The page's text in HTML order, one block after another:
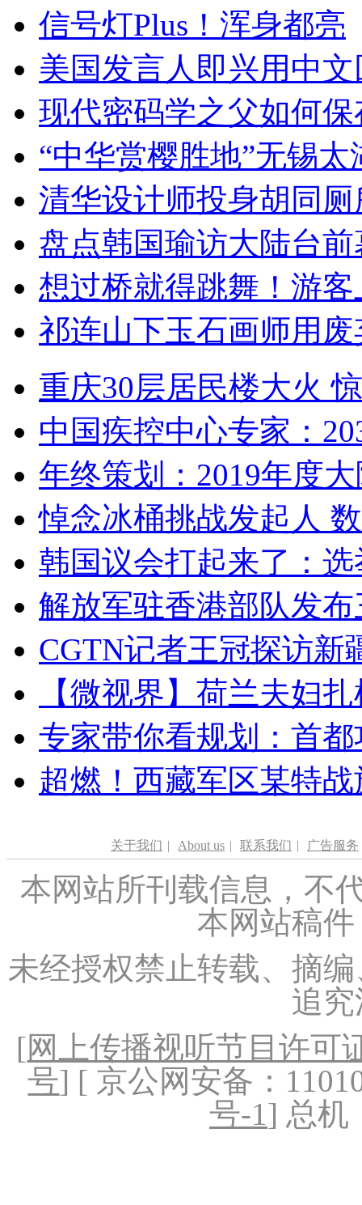
信号灯Plus！浑身都亮
美国发言人即兴用中
现代密码学之父如何
“中华赏樱胜地”无锡
清华设计师投身胡同
盘点韩国瑜访大陆台
想过桥就得跳舞！游客
祁连山下玉石画师用
重庆30层居民楼大火
中国疾控中心专家：
年终策划：2019年度
悼念冰桶挑战发起人
韩国议会打起来了：
解放军驻香港部队发
CGTN记者王冠探访新
【微视界】荷兰夫妇
专家带你看规划：首
超燃！西藏军区某特
关于我们 | About us | 联系我们 | 广告服务
本网站所刊载信息，不
本网站稿
未经授权禁止转载、摘
追
[网上传播视听节目许可
号] [ 京公网安备：
号-1] 总机